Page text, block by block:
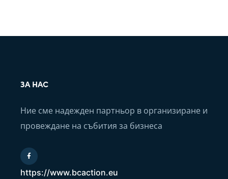
ЗА НАС
Ние сме надежден партньор в организиране и
провеждане на събития за бизнеса
https://www.bcaction.eu